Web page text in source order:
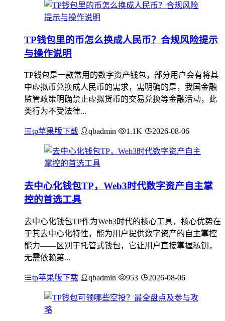
TP钱包里的币怎么换成人民币？合规风险提示
与操作说明
TP钱包是一款常用的数字资产钱包，部分用户会有将其
中虚拟币兑换成人民币的需求，需明确的是，我国金融
监管政策明确禁止虚拟货币的交易兑换等金融活动，此
类行为不受法律...
tp苹果版下载 qbadmin 1.1K 2026-08-06
去中心化钱包TP，Web3时代数字资产自主掌
控的首选工具
去中心化钱包TP作为Web3时代的核心工具，核心优势在
于其去中心化特性，能为用户提供数字资产的自主掌控
能力——区别于托管式钱包，它让用户直接掌握私钥，
无需依赖第...
tp苹果版下载 qbadmin 953 2026-08-06